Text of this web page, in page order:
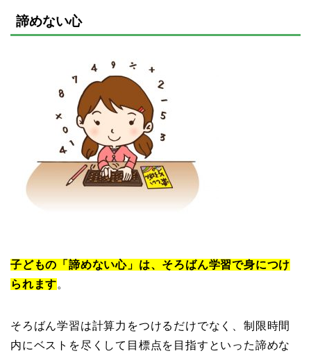
諦めない心
子どもの「諦めない心」は、そろばん学習で身につけ
られます。
そろばん学習は計算力をつけるだけでなく、制限時間
内にベストを尽くして目標点を目指すといった諦めな